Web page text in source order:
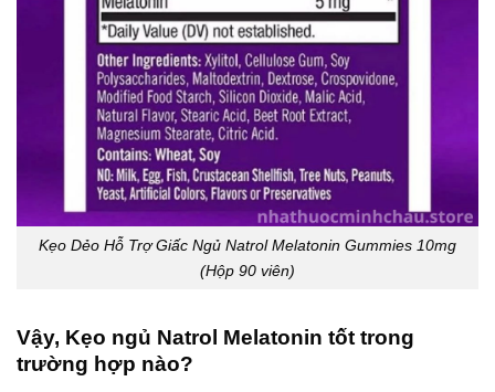
Kẹo Dẻo Hỗ Trợ Giấc Ngủ Natrol Melatonin Gummies 10mg
(Hộp 90 viên)
Vậy, Kẹo ngủ Natrol Melatonin tốt trong
trường hợp nào?